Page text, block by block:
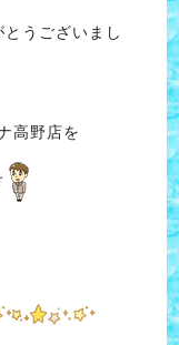
うございまし
高野店を